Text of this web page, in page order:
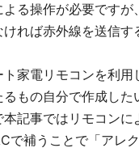
る操作が必要ですが
ければ赤外線を送信す
家電リモコンを利用
もの自分で作成した
記事ではリモコンに
で補うことで「アレ